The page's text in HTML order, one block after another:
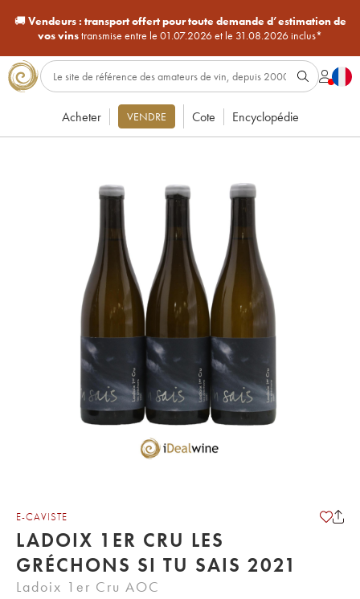
🚚Vendeurs : transport offert pour toute demande d’estimation de
vos vinstransmise entre le 01.07.2026 et le 31.08.2026 inclus*
Acheter VENDRE Cote Encyclopédie
E-CAVISTE
LADOIX 1ER CRU LES
GRÉCHONS SI TU SAIS 2021
Ladoix 1er Cru AOC